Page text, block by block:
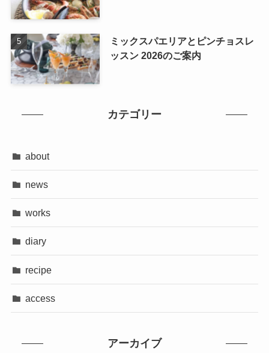
ミックスパエリアとピンチョスレ
ッスン 2026のご案内
カテゴリー
about
news
works
diary
recipe
access
アーカイブ